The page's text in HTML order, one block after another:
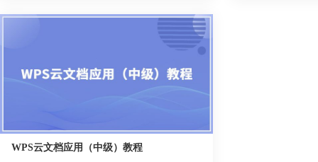
WPS云文档应用（中级）教程